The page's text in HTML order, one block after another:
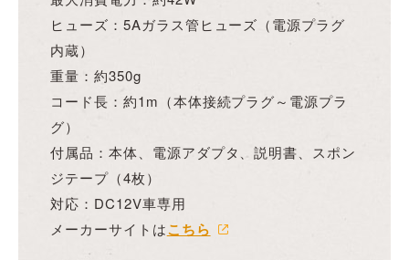
ヒューズ：5Aガラス管ヒューズ（電源プラグ
内蔵）
重量：約350g
コード長：約1m（本体接続プラグ～電源プラ
グ）
付属品：本体、電源アダプタ、説明書、スポン
ジテープ（4枚）
対応：DC12V車専用
メーカーサイトはこちら